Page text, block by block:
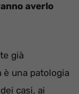
averlo
già
è una patologia
casi, ai